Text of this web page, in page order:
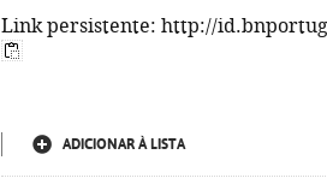
Link persistente: http://
ADICIONAR À LISTA